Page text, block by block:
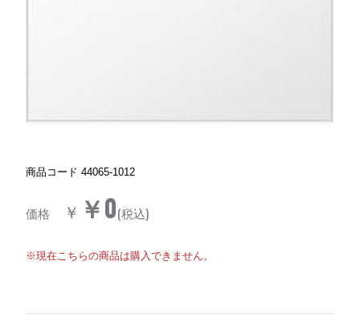
商品コード 44065-1012
価格 ￥ ￥0(税込)
※現在こちらの商品は購入できません。